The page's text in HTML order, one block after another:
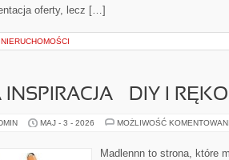
oferty, lecz […]
NIERUCHOMOŚCI
INSPIRACJA – DIY I
MAJ - 3 - 2026 MOŻLIWOŚĆ
Madlennn to strona, które